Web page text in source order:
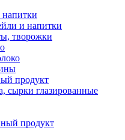
и напитки
творожки
продукт
сырки глазированные
продукт